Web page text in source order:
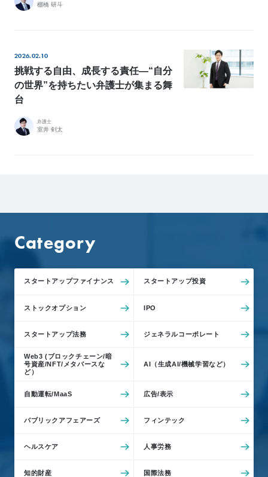
棚橋 研斗
2026.02.10
挑戦する自由、成長する責任—“自分
の世界”を持ちたい弁護士が集まる舞
台
弁護士
室井 剣太
Category
スタートアップファイナンス スタートアップ投資
ストックオプション IPO
スタートアップ法務 ジェネラルコーポレート
Web3 (ブロックチェーン/暗
号資産/NFT/メタバースな
ど）
AI（生成AI/機械学習など）
自動運転/MaaS 広告/表示
パブリックアフェアーズ フィンテック
ヘルスケア 人事労務
知的財産 国際法務